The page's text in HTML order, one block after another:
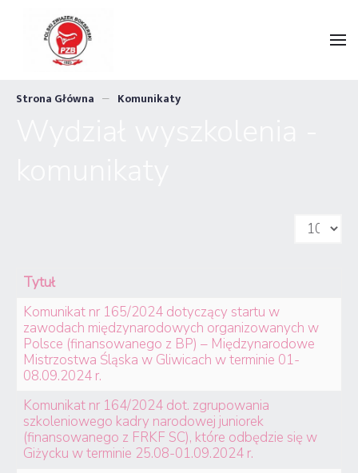
Strona Główna Komunikaty
Pokaż #
Tytuł
Komunikat nr 165/2024 dotyczący startu w
zawodach międzynarodowych organizowanych w
Polsce (finansowanego z BP) – Międzynarodowe
Mistrzostwa Śląska w Gliwicach w terminie 01-
08.09.2024 r.
Komunikat nr 164/2024 dot. zgrupowania
szkoleniowego kadry narodowej juniorek
(finansowanego z FRKF SC), które odbędzie się w
Giżycku w terminie 25.08-01.09.2024 r.